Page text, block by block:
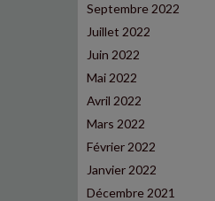
Septembre 2022
Juillet 2022
Juin 2022
Mai 2022
Avril 2022
Mars 2022
Février 2022
Janvier 2022
Décembre 2021